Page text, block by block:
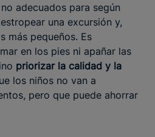
adecuados para según
una excursión y,
más pequeños. Es
en los pies ni apañar las
priorizar la calidad y la
los niños no van a
pero que puede ahorrar